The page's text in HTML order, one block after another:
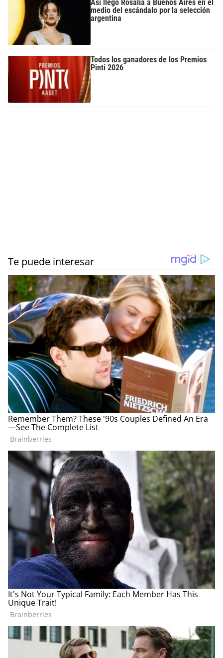
Así llegó Rosalía a Buenos Aires en el
medio del escándalo por la selección
argentina
Todos los ganadores de los Premios
Pinti 2026